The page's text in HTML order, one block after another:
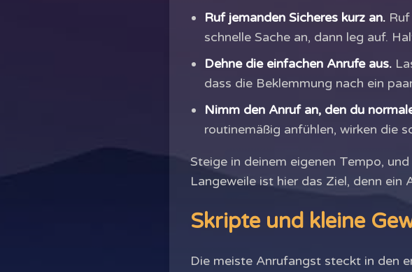
Ruf jemanden Sicheres kurz an.
schnelle Sache an, dann leg auf.
Dehne die einfachen Anrufe aus.
dass die Beklemmung nach ein
Nimm den Anruf an, den du
routinemäßig anfühlen, wirken die
Steige in deinem eigenen Tempo,
Langeweile ist hier das Ziel, denn ein
Skripte und kleine
Die meiste Anrufangst steckt in den